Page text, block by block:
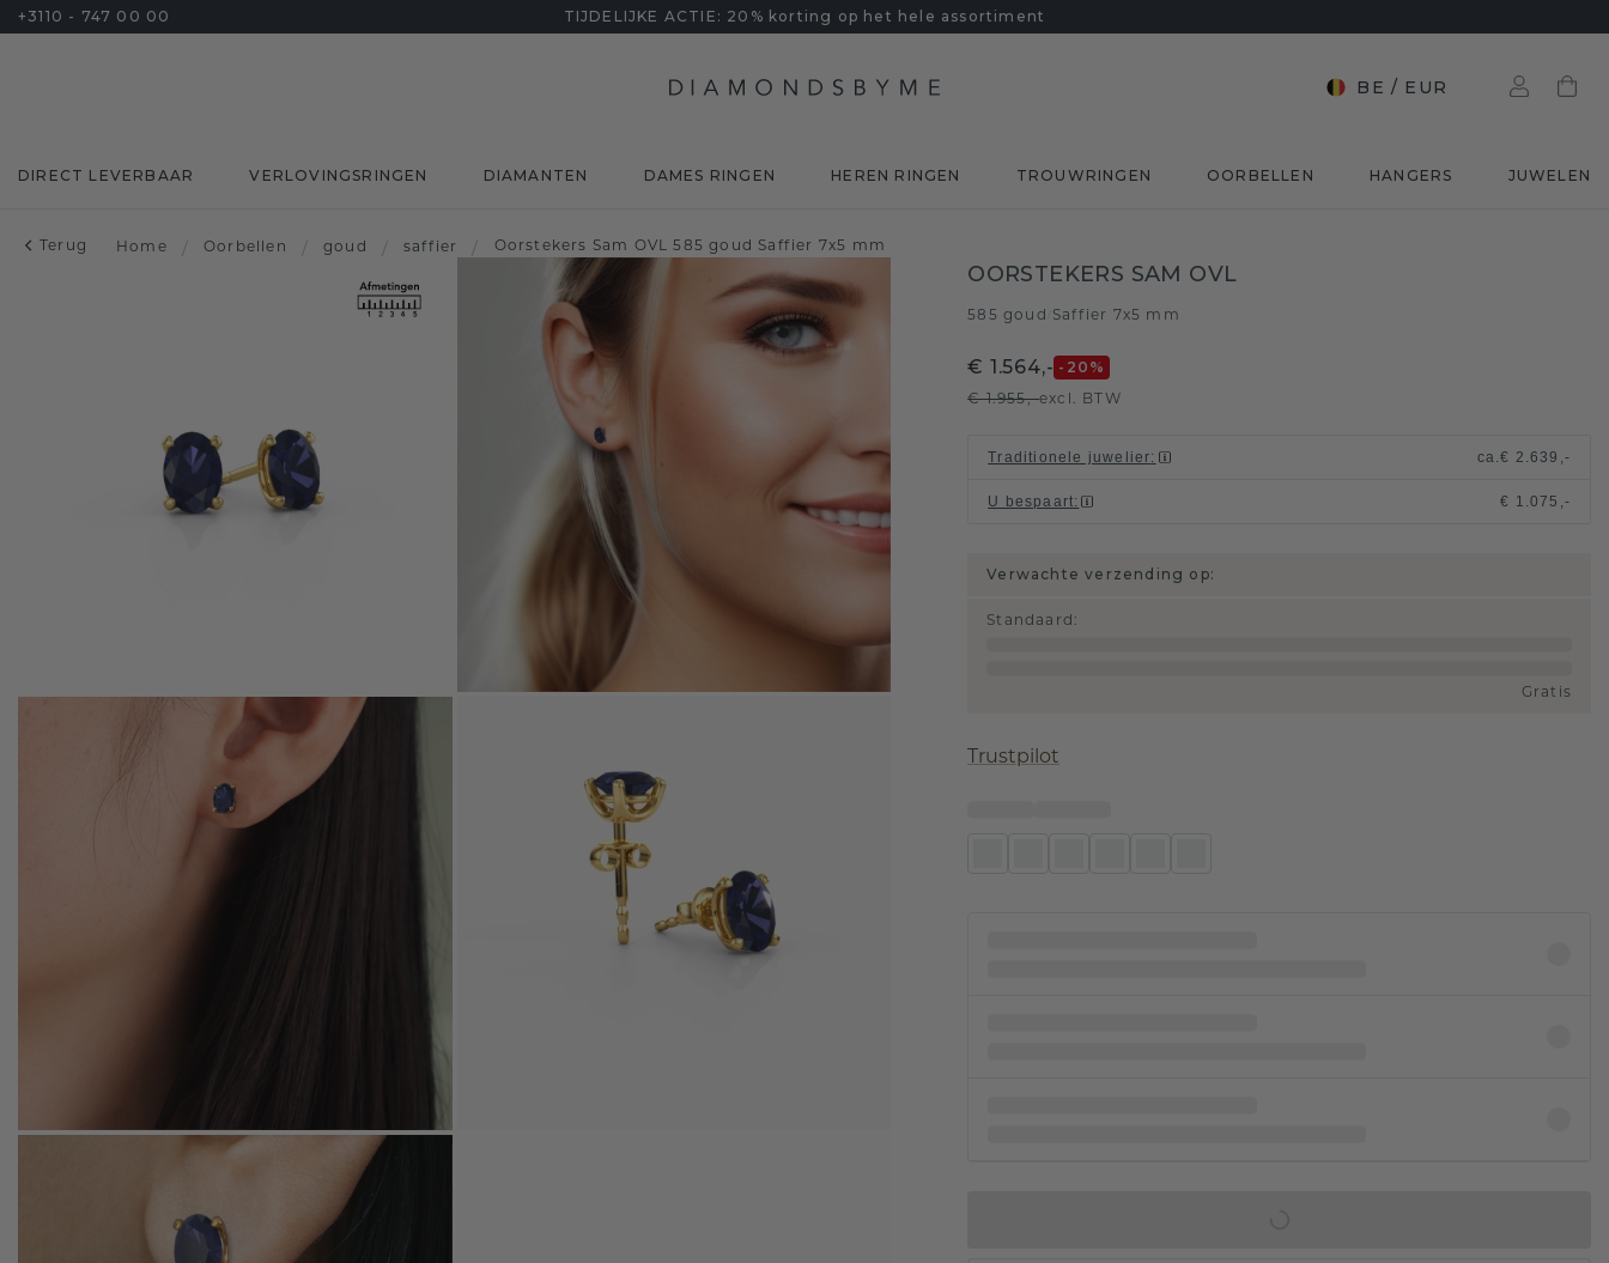
+3110 - 747 00 00 TIJDELIJKE ACTIE: 20% korting op het hele assortiment
BE / EUR
DIRECT LEVERBAAR VERLOVINGSRINGEN DIAMANTEN DAMES RINGEN HEREN RINGEN TROUWRINGEN OORBELLEN HANGERS JUWELEN
Terug Home / Oorbellen / goud / saffier / Oorstekers Sam OVL 585 goud Saffier 7x5 mm
OORSTEKERS SAM OVL
585 goud Saffier 7x5 mm
€ 1.564,- -20 %
€ 1.955,-excl. BTW
Traditionele juwelier: ca.€ 2.639,-
U bespaart: € 1.075,-
Verwachte verzending op:
Standaard :
Gratis
Trustpilot